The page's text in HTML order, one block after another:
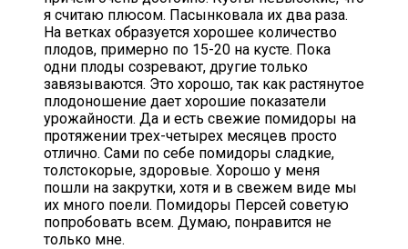
я считаю плюсом. Пасынковала их два раза.
На ветках образуется хорошее количество
плодов, примерно по 15-20 на кусте. Пока
одни плоды созревают, другие только
завязываются. Это хорошо, так как растянутое
плодоношение дает хорошие показатели
урожайности. Да и есть свежие помидоры на
протяжении трех-четырех месяцев просто
отлично. Сами по себе помидоры сладкие,
толстокорые, здоровые. Хорошо у меня
пошли на закрутки, хотя и в свежем виде мы
их много поели. Помидоры Персей советую
попробовать всем. Думаю, понравится не
только мне.